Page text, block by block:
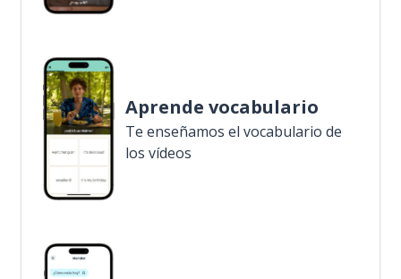
Aprende vocabulario
Te enseñamos el vocabulario de
los vídeos